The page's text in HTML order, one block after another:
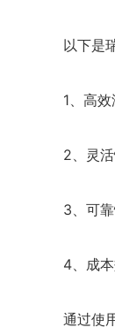
以下是
1、高
2、灵
3、可
4、成
通过使